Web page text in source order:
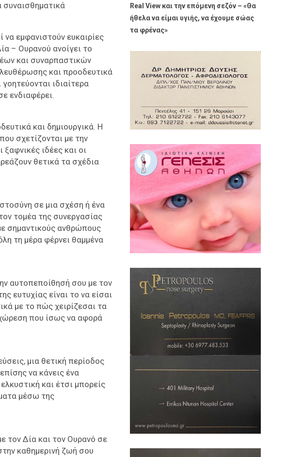
εμφανιστούν ευκαιρίες
– Ουρανού ανοίγει το
και συναρπαστικών
και προοδευτικά
ιδιαίτερα
ενδιαφέρει.
και δημιουργικά. Η
σχετίζονται με την
ιδέες και οι
θετικά τα σχέδια
σε μια σχέση ή ένα
τομέα της συνεργασίας
σημαντικούς ανθρώπους
τη μέρα φέρνει θαμμένα
αυτοπεποίθησή σου με τον
ευτυχίας είναι το να είσαι
με το πώς χειρίζεσαι τα
που ίσως να αφορά
μια θετική περίοδος
να κάνεις ένα
και έτσι μπορείς
μέσω της
τον Δία και τον Ουρανό σε
καθημερινή ζωή σου
Real View και την επόμενη σεζόν – «Θα
ήθελα να είμαι υγιής, να έχουμε σώας
τα φρένας»